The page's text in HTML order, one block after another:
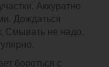
Аккуратно
Дождаться
Смывать не надо.
бороться с